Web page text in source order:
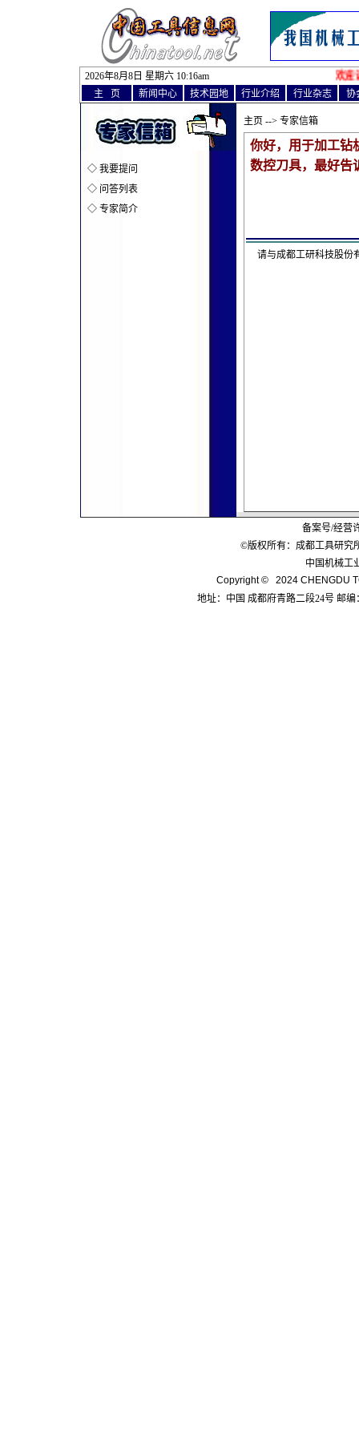
2026年8月8日 星期六 10:16am
欢迎
主 页
新闻中心 技术园地 行业介绍 行业杂志 协
◇ 我要提问
◇ 问答列表
◇ 专家简介
主页 --> 专家信箱
你好，用于加工钻
数控刀具，最好告
请与成都工研科技股份
备案号/经营
©版权所有：成都工具研究
中国机械工
Copyright © 2024 CHENGDU
地址：中国 成都府青路二段24号 邮编